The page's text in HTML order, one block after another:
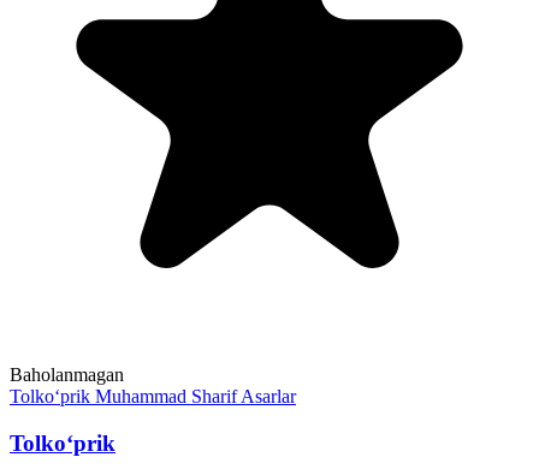
Baholanmagan
Tolko‘prik Muhammad Sharif Asarlar
Tolko‘prik